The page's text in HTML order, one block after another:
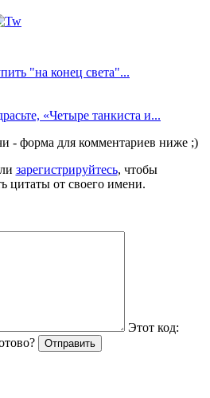
"на конец света"...
«Четыре танкиста и...
- форма для комментариев ниже ;)
зарегистрируйтесь, чтобы
цитаты от своего имени.
Этот код: